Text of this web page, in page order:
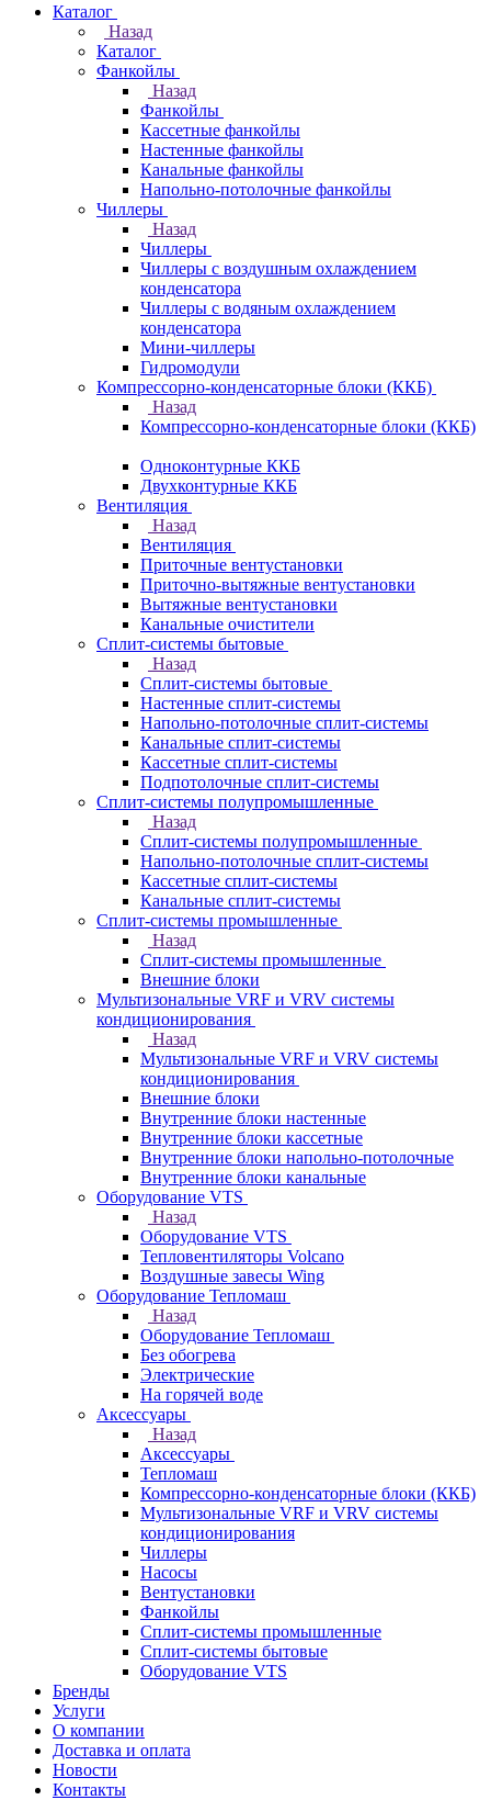
Каталог
Назад
Каталог
Фанкойлы
Назад
Фанкойлы
Кассетные фанкойлы
Настенные фанкойлы
Канальные фанкойлы
Напольно-потолочные фанкойлы
Чиллеры
Назад
Чиллеры
Чиллеры с воздушным охлаждением
конденсатора
Чиллеры с водяным охлаждением
конденсатора
Мини-чиллеры
Гидромодули
Компрессорно-конденсаторные блоки (ККБ)
Назад
Компрессорно-конденсаторные блоки (ККБ)
Одноконтурные ККБ
Двухконтурные ККБ
Вентиляция
Назад
Вентиляция
Приточные вентустановки
Приточно-вытяжные вентустановки
Вытяжные вентустановки
Канальные очистители
Сплит-системы бытовые
Назад
Сплит-системы бытовые
Настенные сплит-системы
Напольно-потолочные сплит-системы
Канальные сплит-системы
Кассетные сплит-системы
Подпотолочные сплит-системы
Сплит-системы полупромышленные
Назад
Сплит-системы полупромышленные
Напольно-потолочные сплит-системы
Кассетные сплит-системы
Канальные сплит-системы
Сплит-системы промышленные
Назад
Сплит-системы промышленные
Внешние блоки
Мультизональные VRF и VRV системы
кондиционирования
Назад
Мультизональные VRF и VRV системы
кондиционирования
Внешние блоки
Внутренние блоки настенные
Внутренние блоки кассетные
Внутренние блоки напольно-потолочные
Внутренние блоки канальные
Оборудование VTS
Назад
Оборудование VTS
Тепловентиляторы Volcano
Воздушные завесы Wing
Оборудование Тепломаш
Назад
Оборудование Тепломаш
Без обогрева
Электрические
На горячей воде
Аксессуары
Назад
Аксессуары
Тепломаш
Компрессорно-конденсаторные блоки (ККБ)
Мультизональные VRF и VRV системы
кондиционирования
Чиллеры
Насосы
Вентустановки
Фанкойлы
Сплит-системы промышленные
Сплит-системы бытовые
Оборудование VTS
Бренды
Услуги
О компании
Доставка и оплата
Новости
Контакты